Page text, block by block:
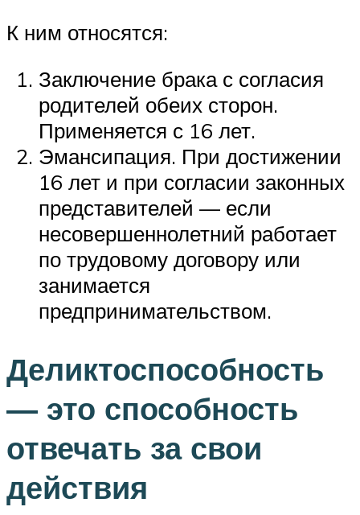
К ним относятся:
Заключение брака с согласия
родителей обеих сторон.
Применяется с 16 лет.
Эмансипация. При достижении
16 лет и при согласии законных
представителей — если
несовершеннолетний работает
по трудовому договору или
занимается
предпринимательством.
Деликтоспособность
— это способность
отвечать за свои
действия